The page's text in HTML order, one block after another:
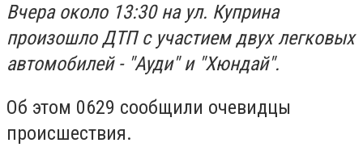
Вчера около 13:30 на ул. Куприна
произошло ДТП с участием двух легковых
автомобилей - "Ауди" и "Хюндай".
Об этом 0629 сообщили очевидцы
происшествия.